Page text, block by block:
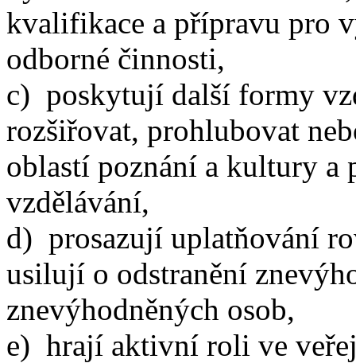
kvalifikace a přípravu pro
odborné činnosti,
c) poskytují další formy
rozšiřovat, prohlubovat
oblastí poznání a kultury a
vzdělávání,
d) prosazují uplatňování
usilují o odstranění
znevýhodněných osob,
e) hrají aktivní roli ve